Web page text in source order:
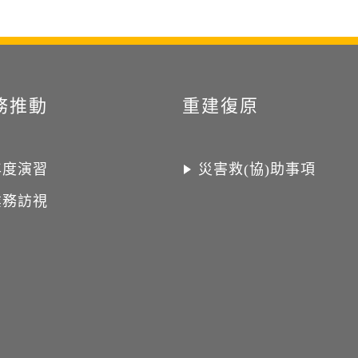
推動
演習
訪視
重建復原
災害救(協)助事項